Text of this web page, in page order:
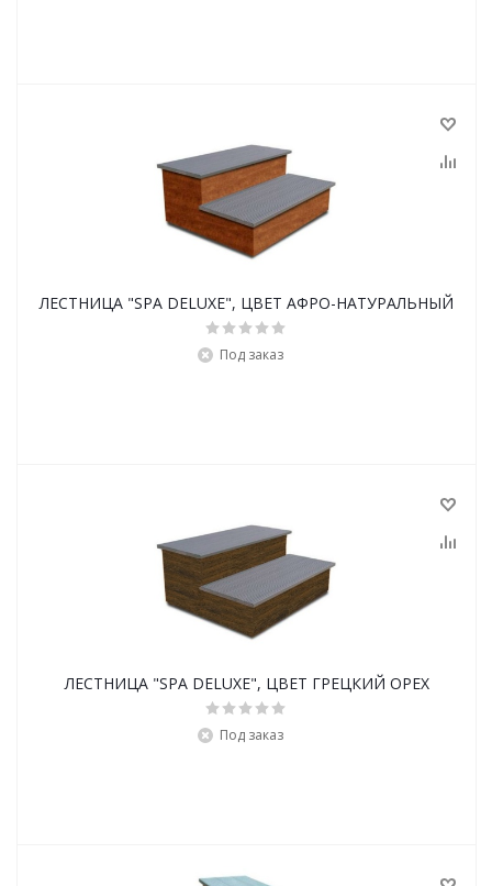
ЛЕСТНИЦА "SPA DELUXE", ЦВЕТ АФРО-НАТУРАЛЬНЫЙ
Под заказ
ЛЕСТНИЦА "SPA DELUXE", ЦВЕТ ГРЕЦКИЙ ОРЕХ
Под заказ